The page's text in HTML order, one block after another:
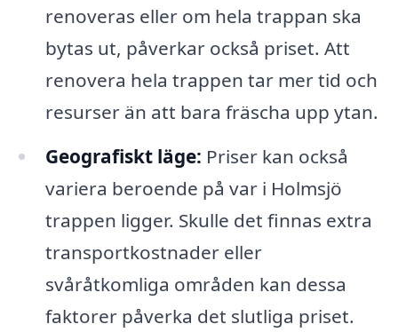
renoveras eller om hela trappan ska
bytas ut, påverkar också priset. Att
renovera hela trappen tar mer tid och
resurser än att bara fräscha upp ytan.
Geografiskt läge: Priser kan också
variera beroende på var i Holmsjö
trappen ligger. Skulle det finnas extra
transportkostnader eller
svåråtkomliga områden kan dessa
faktorer påverka det slutliga priset.